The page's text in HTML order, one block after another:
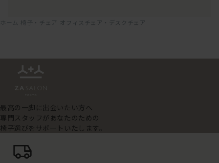
ホーム 椅子・チェア オフィスチェア・デスクチェア
最高の一脚に出会いたい方へ
専門スタッフがあなたのための
椅子選びをサポートいたします。